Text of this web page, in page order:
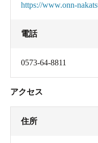
https://www.onn-
電話
0573-64-8811
アクセス
住所